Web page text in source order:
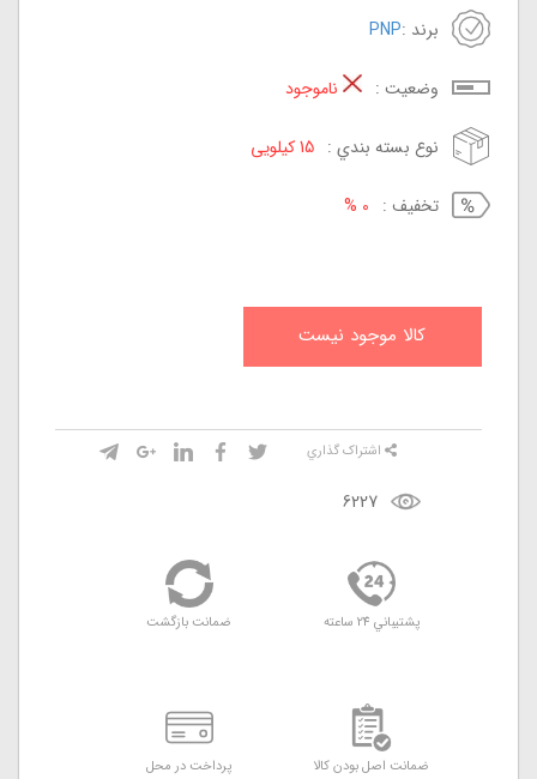
برند :PNP
وضعيت : ناموجود
نوع بسته بندي : 15 کیلویی
تخفيف : 0 %
کالا موجود نيست
6227
اشتراک گذاري
پشتيباني 24 ساعته ضمانت بازگشت
ضمانت اصل بودن کالا پرداخت در محل